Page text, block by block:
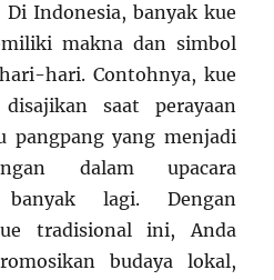
Indonesia, banyak kue
makna dan simbol
hari. Contohnya, kue
saat perayaan
pangpang yang menjadi
dalam upacara
banyak lagi. Dengan
tradisional ini, Anda
budaya lokal,